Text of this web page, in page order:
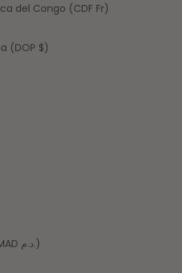
del Congo (CDF Fr)
(DOP $)
Sáhara Occidental (MAD د.م.)